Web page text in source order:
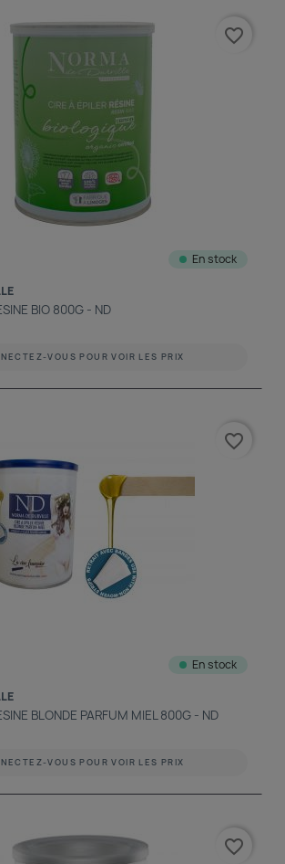
En stock
BIO 800G - ND
VOUS POUR VOIR LES PRIX
favorite_border
En stock
BLONDE PARFUM MIEL 800G - ND
VOUS POUR VOIR LES PRIX
favorite_border
favorite_border